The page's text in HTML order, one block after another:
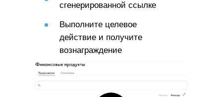
сгенерированной ссылке
Выполните целевое
действие и получите
вознаграждение